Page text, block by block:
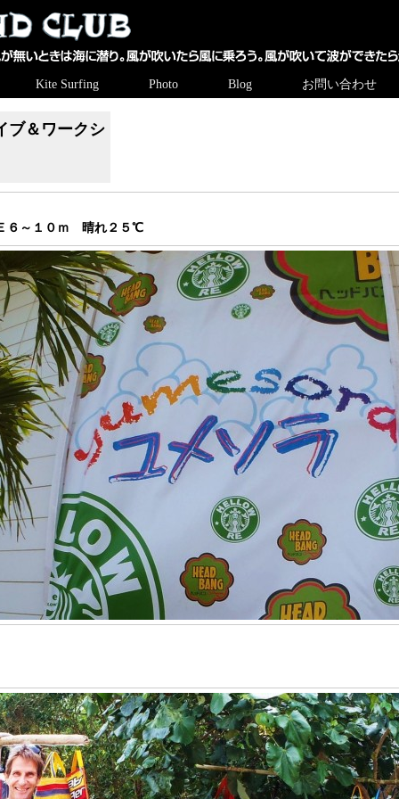
Kite Surfing Photo Blog お問い合わせ
ブ＆ワークシ
６～１０ｍ 晴れ２５℃